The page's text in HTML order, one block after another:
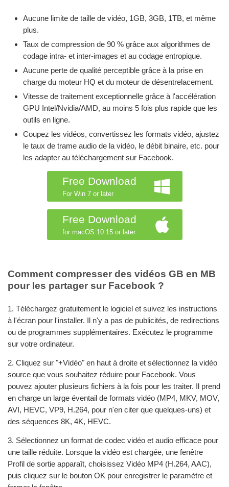
Aucune limite de taille de vidéo, 1GB, 3GB, 1TB, et même
plus.
Taux de compression de 90 % grâce aux algorithmes de
codage intra- et inter-images et au codage entropique.
Aucune perte de qualité perceptible grâce à la prise en
charge du moteur HQ et du moteur de désentrelacement.
Vitesse de traitement exceptionnelle grâce à l'accélération
GPU Intel/Nvidia/AMD, au moins 5 fois plus rapide que les
outils en ligne.
Coupez les vidéos, convertissez les formats vidéo, ajustez
le taux de trame audio de la vidéo, le débit binaire, etc. pour
les adapter au téléchargement sur Facebook.
Free Download
For Win 7 or later
Free Download
for macOS 10.15 or later
Comment compresser des vidéos GB en MB
pour les partager sur Facebook ?
1. Téléchargez gratuitement le logiciel et suivez les instructions
à l'écran pour l'installer. Il n'y a pas de publicités, de redirections
ou de programmes supplémentaires. Exécutez le programme
sur votre ordinateur.
2. Cliquez sur "+Vidéo" en haut à droite et sélectionnez la vidéo
source que vous souhaitez réduire pour Facebook. Vous
pouvez ajouter plusieurs fichiers à la fois pour les traiter. Il prend
en charge un large éventail de formats vidéo (MP4, MKV, MOV,
AVI, HEVC, VP9, H.264, pour n'en citer que quelques-uns) et
des séquences 8K, 4K, HEVC.
3. Sélectionnez un format de codec vidéo et audio efficace pour
une taille réduite. Lorsque la vidéo est chargée, une fenêtre
Profil de sortie apparaît, choisissez Vidéo MP4 (H.264, AAC),
puis cliquez sur le bouton OK pour enregistrer le paramètre et